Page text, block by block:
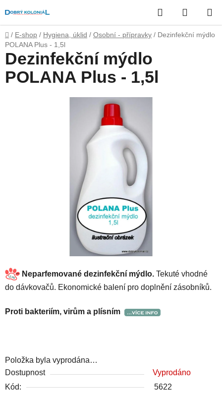
na
obsah
Hledat
KOŠÍK
Domů
/ E-shop / Hygiena, úklid / Osobní - přípravky / Dezinfekční mýdlo
POLANA Plus - 1,5l
Neparfemované dezinfekční mýdlo. Tekuté vhodné
do dávkovačů. Ekonomické balení pro doplnění zásobníků.
Proti bakteriím, virům a plísním
Položka byla vyprodána…
Dostupnost
Vyprodáno
Kód:
5622
Dezinfekční mýdlo
POLANA Plus - 1,5l